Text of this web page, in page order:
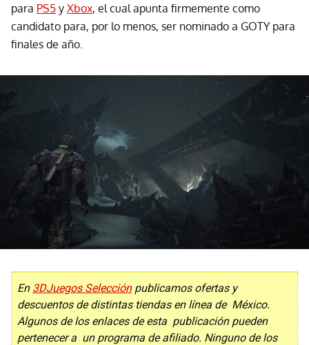
para PS5 y Xbox, el cual apunta firmemente como
candidato para, por lo menos, ser nominado a GOTY para
finales de año.
En 3DJuegos Selecciónpublicamos ofertas y
descuentos de distintas tiendas en línea de México.
Algunos de los enlaces de esta publicación pueden
pertenecer a un programa de afiliado. Ninguno de los